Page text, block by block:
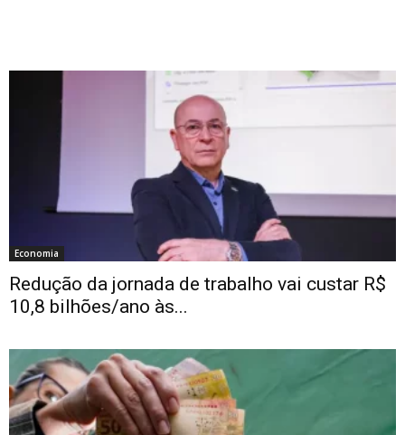
Economia
Redução da jornada de trabalho vai custar R$
10,8 bilhões/ano às...